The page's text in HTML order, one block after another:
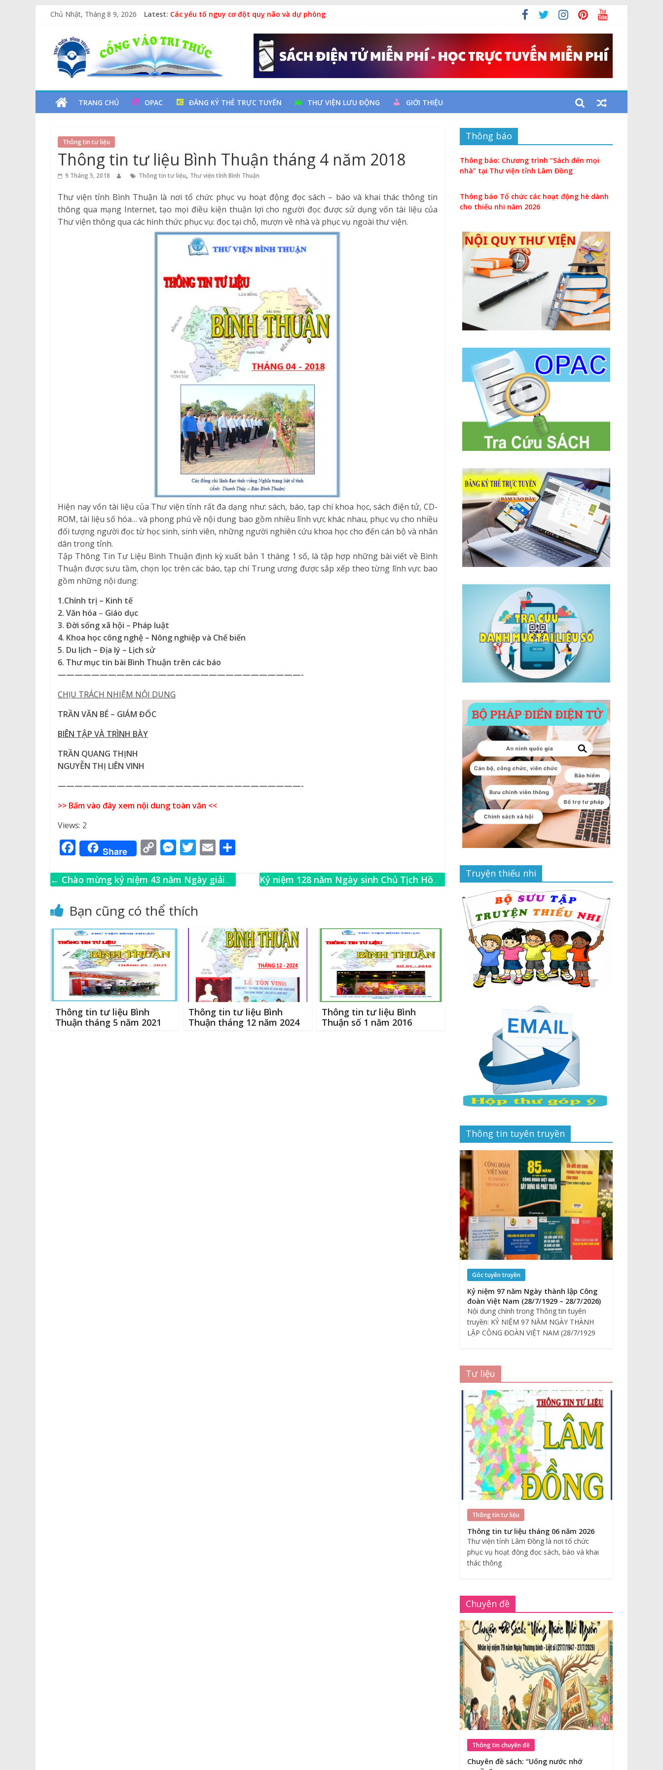
Chủ Nhật, Tháng 8 9, 2026 Latest: Các yếu tố nguy cơ đột quỵ não và dự phòng
Lan tỏa văn hóa đọc qua chương trình giao lưu và trao tặng sách cho thiếu nhi
Kỷ niệm 97 năm Ngày thành lập Công đoàn Việt Nam (28/7/1929 – 28/7/2026)
Xe Lu Và Xe Ca
Thư
Viện
Tỉnh
Bình
Thuận
Cổng
Tri
Thức
TRANG CHỦ OPAC ĐĂNG KÝ THẺ TRỰC TUYẾN THƯ VIỆN LƯU ĐỘNG GIỚI THIỆU
Thông tin tư liệu
Thông tin tư liệu Bình Thuận tháng 4 năm 2018
9 Tháng 5, 2018 Thông tin tư liệu, Thư viện tỉnh Bình Thuận
Thư viện tỉnh Bình Thuận là nơi tổ chức phục vụ hoạt động đọc sách – báo và khai thác thông tin
thông qua mạng Internet, tạo mọi điều kiện thuận lợi cho người đọc được sử dụng vốn tài liệu của
Thư viện thông qua các hình thức phục vụ: đọc tại chỗ, mượn về nhà và phục vụ ngoài thư viện.
Hiện nay vốn tài liệu của Thư viện tỉnh rất đa dạng như: sách, báo, tạp chí khoa học, sách điện tử, CD-
ROM, tài liệu số hóa… và phong phú về nội dung bao gồm nhiều lĩnh vực khác nhau, phục vụ cho nhiều
đối tượng người đọc từ học sinh, sinh viên, những người nghiên cứu khoa học cho đến cán bộ và nhân
dân trong tỉnh.
Tập Thông Tin Tư Liệu Bình Thuận định kỳ xuất bản 1 tháng 1 số, là tập hợp những bài viết về Bình
Thuận được sưu tầm, chọn lọc trên các báo, tạp chí Trung ương được sắp xếp theo từng lĩnh vực bao
gồm những nội dung:
1.Chính trị – Kinh tế
2. Văn hóa – Giáo dục
3. Đời sống xã hội – Pháp luật
4. Khoa học công nghệ – Nông nghiệp và Chếbiến
5. Du lịch – Địa lý – Lịch sử
6. Thư mục tin bài Bình Thuận trên các báo
—————————————————————————————-
CHỊU TRÁCH NHIỆM NỘI DUNG
TRẦN VĂN BÉ – GIÁM ĐỐC
BIÊN TẬP VÀ TRÌNH BÀY
TRẦN QUANG THỊNH
NGUYỄN THỊ LIÊN VINH
—————————————————————————————-
>> Bấm vào đây xem nội dung toàn văn <<
Views: 2
F
a
c
b
o
o
k
Share C
p
Li
n
k
M
ss
n
g
T
it
r
E
ai ar
← Chào mừng kỷ niệm 43 năm Ngày giải
(30/4/1975 – 30/4/2018)
Kỷ niệm 128 năm Ngày sinh Chủ Tịch Hồ
Bạn cũng có thể thích
Thông tin tư liệu Bình
Thuận tháng 5 năm 2021
Thông tin tư liệu Bình
Thuận tháng 12 năm 2024
Thông tin tư liệu Bình
Thuận số 1 năm 2016
Thông báo
Thông báo: Chương trình “Sách đến mọi
nhà” tại Thư viện tỉnh Lâm Đồng
Thông báo Tổ chức các hoạt động hè dành
cho thiếu nhi năm 2026
Truyện thiếu nhi
Thông tin tuyên truyền
Góc tuyên truyền
Kỷ niệm 97 năm Ngày thành lập Công
đoàn Việt Nam (28/7/1929 – 28/7/2026)
Nội dung chính trong Thông tin tuyên
truyền: KỶ NIỆM 97 NĂM NGÀY THÀNH
LẬP CÔNG ĐOÀN VIỆT NAM (28/7/1929
Tư liệu
Thông tin tư liệu
Thông tin tư liệu tháng 06 năm 2026
Thư viện tỉnh Lâm Đồng là nơi tổ chức
phục vụ hoạt động đọc sách, báo và khai
thác thông
Chuyên đề
Thông tin chuyên đề
Chuyên đề sách: “Uống nước nhớ